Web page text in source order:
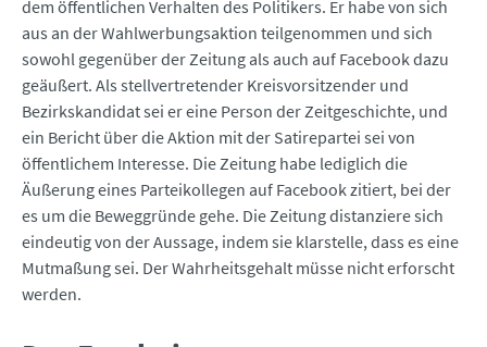
dem öffentlichen Verhalten des Politikers. Er habe von sich
aus an der Wahlwerbungsaktion teilgenommen und sich
sowohl gegenüber der Zeitung als auch auf Facebook dazu
geäußert. Als stellvertretender Kreisvorsitzender und
Bezirkskandidat sei er eine Person der Zeitgeschichte, und
ein Bericht über die Aktion mit der Satirepartei sei von
öffentlichem Interesse. Die Zeitung habe lediglich die
Äußerung eines Parteikollegen auf Facebook zitiert, bei der
es um die Beweggründe gehe. Die Zeitung distanziere sich
eindeutig von der Aussage, indem sie klarstelle, dass es eine
Mutmaßung sei. Der Wahrheitsgehalt müsse nicht erforscht
werden.